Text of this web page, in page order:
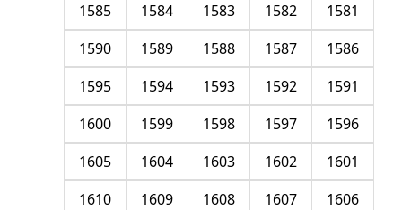
1581
1582
1583
1584
1585
1586
1587
1588
1589
1590
1591
1592
1593
1594
1595
1596
1597
1598
1599
1600
1601
1602
1603
1604
1605
1606
1607
1608
1609
1610